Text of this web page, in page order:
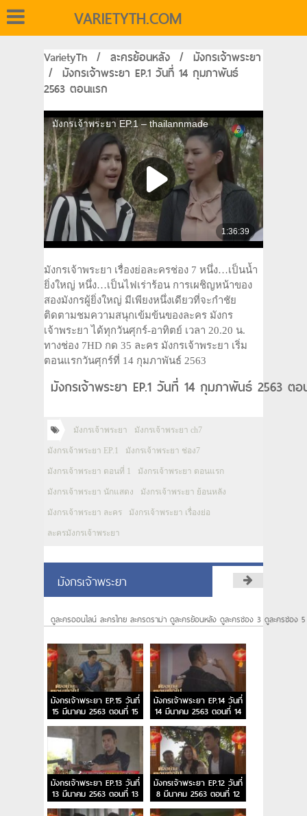
VARIETYTH.COM
VarietyTh / ละครย้อนหลัง / มังกรเจ้าพระยา
/ มังกรเจ้าพระยา EP.1 วันที่ 14 กุมภาพันธ์
2563 ตอนแรก
มังกรเจ้าพระยา เรื่องย่อละครช่อง 7 หนึ่ง…เป็นน้ำ
ยิ่งใหญ่ หนึ่ง…เป็นไฟเร่าร้อน การเผชิญหน้าของ
สองมังกรผู้ยิ่งใหญ่ มีเพียงหนึ่งเดียวที่จะกำชัย
ติดตามชมความสนุกเข้มข้นของละคร มังกร
เจ้าพระยา ได้ทุกวันศุกร์-อาทิตย์ เวลา 20.20 น.
ทางช่อง 7HD กด 35 ละคร มังกรเจ้าพระยา เริ่ม
ตอนแรกวันศุกร์ที่ 14 กุมภาพันธ์ 2563
มังกรเจ้าพระยา EP.1 วันที่ 14 กุมภาพันธ์ 2563 ต
มังกรเจ้าพระยา มังกรเจ้าพระยา ch7
มังกรเจ้าพระยา EP.1 มังกรเจ้าพระยา ช่อง7
มังกรเจ้าพระยา ตอนที่ 1 มังกรเจ้าพระยา ตอนแรก
มังกรเจ้าพระยา นักแสดง มังกรเจ้าพระยา ย้อนหลัง
มังกรเจ้าพระยา ละคร มังกรเจ้าพระยา เรื่องย่อ
ละครมังกรเจ้าพระยา
มังกรเจ้าพระยา
ดูละครออนไลน์ ละครไทย ละครดราม่า ดูละครย้อนหลัง ดูละครช่อง 3 ดูละครช่อง
มังกรเจ้าพระยา EP.15 วันที่
15 มีนาคม 2563 ตอนที่ 15
มังกรเจ้าพระยา EP.14 วันที่
14 มีนาคม 2563 ตอนที่ 14
มังกรเจ้าพระยา EP.13 วันที่
13 มีนาคม 2563 ตอนที่ 13
มังกรเจ้าพระยา EP.12 วันที่
8 มีนาคม 2563 ตอนที่ 12